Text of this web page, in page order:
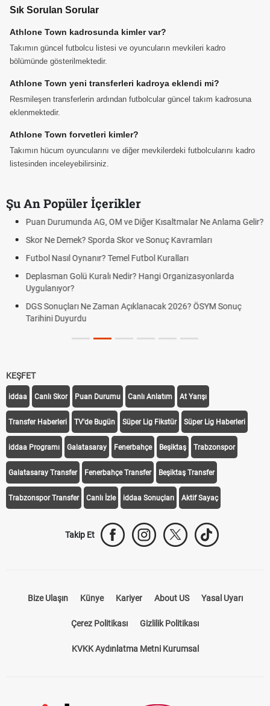
Sık Sorulan Sorular
Athlone Town kadrosunda kimler var?
Takımın güncel futbolcu listesi ve oyuncuların mevkileri kadro
bölümünde gösterilmektedir.
Athlone Town yeni transferleri kadroya eklendi mi?
Resmileşen transferlerin ardından futbolcular güncel takım kadrosuna
eklenmektedir.
Athlone Town forvetleri kimler?
Takımın hücum oyuncularını ve diğer mevkilerdeki futbolcularını kadro
listesinden inceleyebilirsiniz.
Şu An Popüler İçerikler
Puan Durumunda AG, OM ve Diğer Kısaltmalar Ne Anlama Gelir?
Skor Ne Demek? Sporda Skor ve Sonuç Kavramları
Futbol Nasıl Oynanır? Temel Futbol Kuralları
Deplasman Golü Kuralı Nedir? Hangi Organizasyonlarda
Uygulanıyor?
DGS Sonuçları Ne Zaman Açıklanacak 2026? ÖSYM Sonuç
Tarihini Duyurdu
KEŞFET
iddaa Canlı Skor Puan Durumu Canlı Anlatım At Yarışı
Transfer Haberleri TV'de Bugün Süper Lig Fikstür Süper Lig Haberleri
iddaa Programı Galatasaray Fenerbahçe Beşiktaş Trabzonspor
Galatasaray Transfer Fenerbahçe Transfer Beşiktaş Transfer
Trabzonspor Transfer Canlı İzle iddaa Sonuçları Aktif Sayaç
Takip Et
Bize Ulaşın Künye Kariyer About US Yasal Uyarı
Çerez Politikası Gizlilik Politikası
KVKK Aydınlatma Metni Kurumsal